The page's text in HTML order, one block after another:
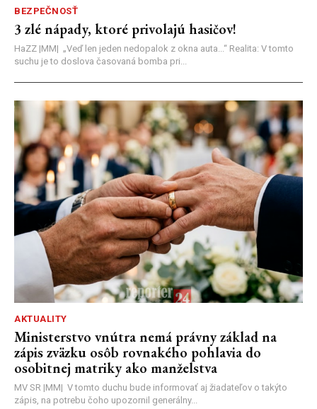
BEZPEČNOSŤ
3 zlé nápady, ktoré privolajú hasičov!
HaZZ |MM| ​„Veď len jeden nedopalok z okna auta...“ ​Realita: V tomto
suchu je to doslova časovaná bomba pri...
AKTUALITY
Ministerstvo vnútra nemá právny základ na
zápis zväzku osôb rovnakého pohlavia do
osobitnej matriky ako manželstva
MV SR |MM| V tomto duchu bude informovať aj žiadateľov o takýto
zápis, na potrebu čoho upozornil generálny...